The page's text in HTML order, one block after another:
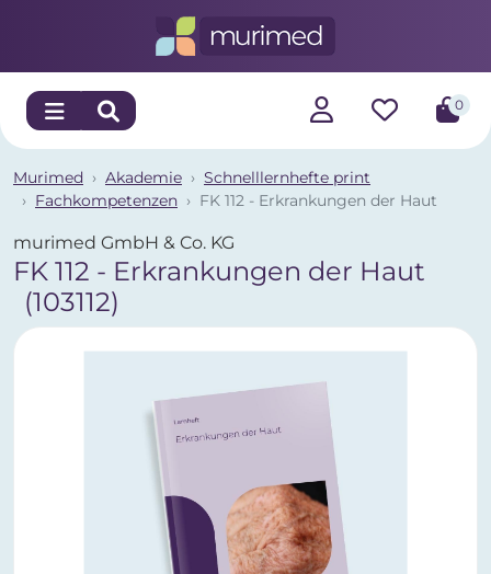
0
Murimed Akademie
Schnelllernhefte print
Fachkompetenzen
FK 112 - Erkrankungen der Haut
murimed GmbH & Co. KG
FK 112 - Erkrankungen der Haut
(103112)